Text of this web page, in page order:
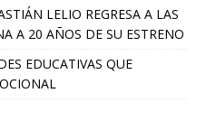
LELIO REGRESA A LAS
A 20 AÑOS DE SU ESTRENO
EDUCATIVAS QUE